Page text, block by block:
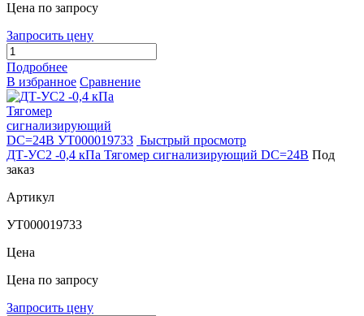
Цена по запросу
Запросить цену
Подробнее
В избранное Сравнение
Быстрый просмотр
ДТ-УС2 -0,4 кПа Тягомер сигнализирующий DC=24В Под
заказ
Артикул
УТ000019733
Цена
Цена по запросу
Запросить цену